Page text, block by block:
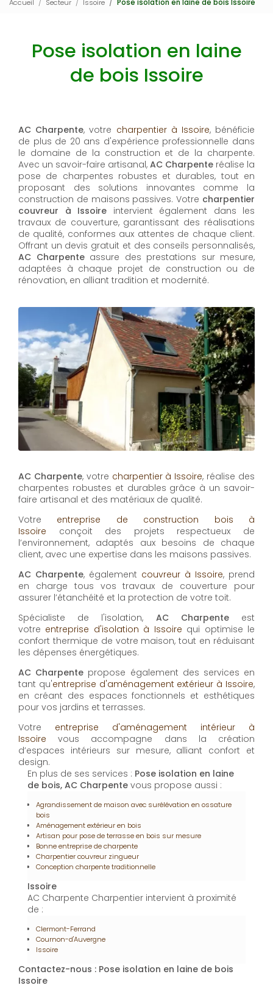
Accueil Secteur Issoire Pose isolation en laine de bois Issoire
Pose isolation en laine
de bois Issoire
AC Charpente, votre charpentier à Issoire, bénéficie
de plus de 20 ans d'expérience professionnelle dans
le domaine de la construction et de la charpente.
Avec un savoir-faire artisanal, AC Charpente réalise la
pose de charpentes robustes et durables, tout en
proposant des solutions innovantes comme la
construction de maisons passives. Votre charpentier
couvreur à Issoire intervient également dans les
travaux de couverture, garantissant des réalisations
de qualité, conformes aux attentes de chaque client.
Offrant un devis gratuit et des conseils personnalisés,
AC Charpenteassure des prestations sur mesure,
adaptées à chaque projet de construction ou de
rénovation, en alliant tradition et modernité.
AC Charpente, votre charpentier à Issoire, réalise des
charpentes robustes et durables grâce à un savoir-
faire artisanal et des matériaux de qualité.
Votre entreprise de construction bois à
Issoire conçoit des projets respectueux de
l’environnement, adaptés aux besoins de chaque
client, avec une expertise dans les maisons passives.
AC Charpente, également couvreur à Issoire, prend
en charge tous vos travaux de couverture pour
assurer l’étanchéité et la protection de votre toit.
Spécialiste de l'isolation, AC Charpenteest
votre entreprise d'isolation à Issoire qui optimise le
confort thermique de votre maison, tout en réduisant
les dépenses énergétiques.
AC Charpente propose également des services en
tant qu'entreprise d'aménagement extérieur à Issoire,
en créant des espaces fonctionnels et esthétiques
pour vos jardins et terrasses.
Votre entreprise d'aménagement intérieur à
Issoire vous accompagne dans la création
d’espaces intérieurs sur mesure, alliant confort et
design.
En plus de ses services : Pose isolation en laine
de bois, AC Charpente vous propose aussi :
Agrandissement de maison avec surélévation en ossature
bois
Aménagement extérieur en bois
Artisan pour pose de terrasse en bois sur mesure
Bonne entreprise de charpente
Charpentier couvreur zingueur
Conception charpente traditionnelle
Issoire
AC Charpente Charpentier intervient à proximité
de :
Clermont-Ferrand
Cournon-d'Auvergne
Issoire
Contactez-nous : Pose isolation en laine de bois
Issoire